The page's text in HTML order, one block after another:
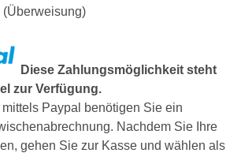
(Überweisung)
Diese Zahlungsmöglichkeit steht
zur Verfügung.
Paypal benötigen Sie ein
Nachdem Sie Ihre
gehen Sie zur Kasse und wählen als